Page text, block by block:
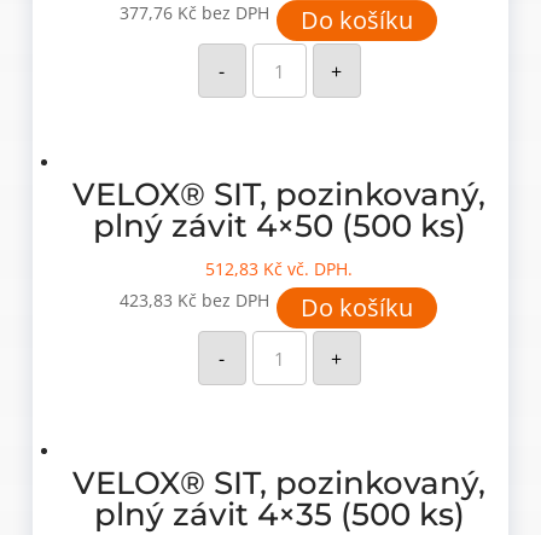
377,76 Kč bez DPH Do košíku
-
VELOX®
SIT,
pozinkovaný,
plný
množství
+
VELOX® SIT, pozinkovaný,
plný závit 4×50 (500 ks)
512,83 Kč vč. DPH.
423,83 Kč bez DPH Do košíku
-
VELOX®
SIT,
pozinkovaný,
plný
množství
+
VELOX® SIT, pozinkovaný,
plný závit 4×35 (500 ks)